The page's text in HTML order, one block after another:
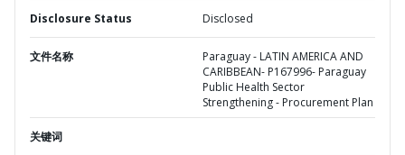
Disclosure Status Disclosed
文件名称
Paraguay - LATIN AMERICA AND
CARIBBEAN- P167996- Paraguay
Public Health Sector
Strengthening - Procurement Plan
关键词